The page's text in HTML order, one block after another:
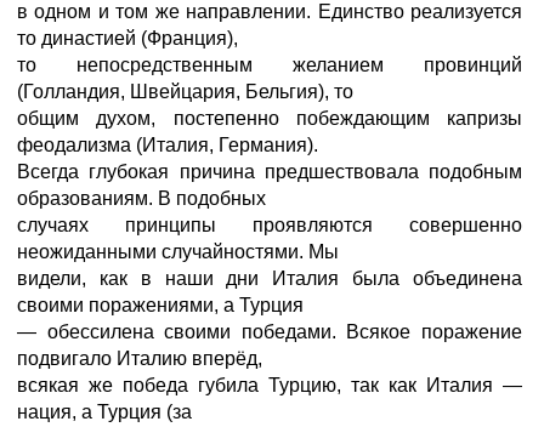
в одном и том же направлении. Единство реализуется
то династией (Франция),
то непосредственным желанием провинций
(Голландия, Швейцария, Бельгия), то
общим духом, постепенно побеждающим капризы
феодализма (Италия, Германия).
Всегда глубокая причина предшествовала подобным
образованиям. В подобных
случаях принципы проявляются совершенно
неожиданными случайностями. Мы
видели, как в наши дни Италия была объединена
своими поражениями, а Турция
— обессилена своими победами. Всякое поражение
подвигало Италию вперёд,
всякая же победа губила Турцию, так как Италия —
нация, а Турция (за